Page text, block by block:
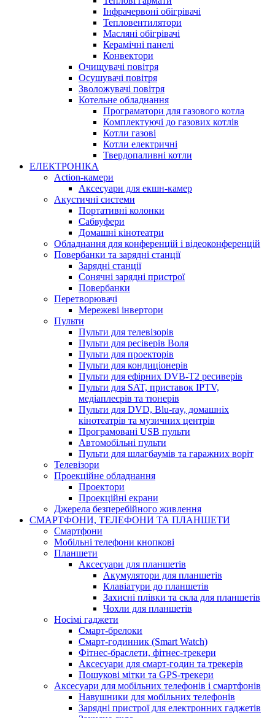
Інфрачервоні обігрівачі
Тепловентилятори
Масляні обігрівачі
Керамічні панелі
Конвектори
Очищувачі повітря
Осушувачі повітря
Зволожувачі повітря
Котельне обладнання
Програматори для газового котла
Комплектуючі до газових котлів
Котли газові
Котли електричні
Твердопаливні котли
ЕЛЕКТРОНІКА
Action-камери
Аксесуари для екшн-камер
Акустичні системи
Портативні колонки
Сабвуфери
Домашні кінотеатри
Обладнання для конференцій і відеоконференцій
Повербанки та зарядні станції
Зарядні станції
Сонячні зарядні пристрої
Повербанки
Перетворювачі
Мережеві інвертори
Пульти
Пульти для телевізорів
Пульти для ресіверів Воля
Пульти для проекторів
Пульти для кондиціонерів
Пульти для ефірних DVB-T2 ресиверів
Пульти для SAT, приставок IPTV,
медіаплеєрів та тюнерів
Пульти для DVD, Blu-ray, домашніх
кінотеатрів та музичних центрів
Програмовані USB пульти
Автомобільні пульти
Пульти для шлагбаумів та гаражних воріт
Телевізори
Проекційне обладнання
Проектори
Проекційні екрани
Джерела безперебійного живлення
СМАРТФОНИ, ТЕЛЕФОНИ ТА ПЛАНШЕТИ
Смартфони
Мобільні телефони кнопкові
Планшети
Аксесуари для планшетів
Акумулятори для планшетів
Клавіатури до планшетів
Захисні плівки та скла для планшетів
Чохли для планшетів
Носімі гаджети
Смарт-брелоки
Смарт-годинник (Smart Watch)
Фітнес-браслети, фітнес-трекери
Аксесуари для смарт-годин та трекерів
Пошукові мітки та GPS-трекери
Аксесуари для мобільних телефонів і смартфонів
Навушники для мобільних телефонів
Зарядні пристрої для електронних гаджетів